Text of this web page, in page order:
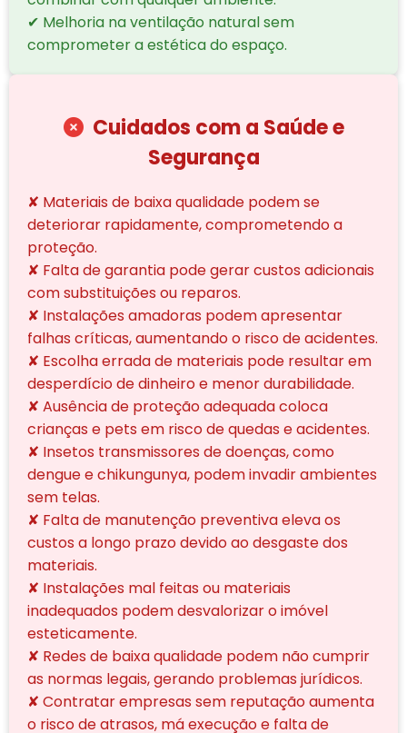
✔ Melhoria na ventilação natural sem
comprometer a estética do espaço.
Cuidados com a Saúde e
Segurança
✘ Materiais de baixa qualidade podem se
deteriorar rapidamente, comprometendo a
proteção.
✘ Falta de garantia pode gerar custos adicionais
com substituições ou reparos.
✘ Instalações amadoras podem apresentar
falhas críticas, aumentando o risco de acidentes.
✘ Escolha errada de materiais pode resultar em
desperdício de dinheiro e menor durabilidade.
✘ Ausência de proteção adequada coloca
crianças e pets em risco de quedas e acidentes.
✘ Insetos transmissores de doenças, como
dengue e chikungunya, podem invadir ambientes
sem telas.
✘ Falta de manutenção preventiva eleva os
custos a longo prazo devido ao desgaste dos
materiais.
✘ Instalações mal feitas ou materiais
inadequados podem desvalorizar o imóvel
esteticamente.
✘ Redes de baixa qualidade podem não cumprir
as normas legais, gerando problemas jurídicos.
✘ Contratar empresas sem reputação aumenta
o risco de atrasos, má execução e falta de